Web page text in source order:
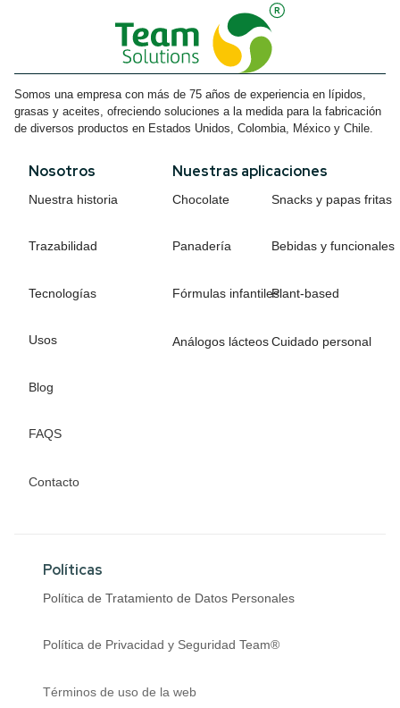
Somos una empresa con más de 75 años de experiencia en lípidos,
grasas y aceites, ofreciendo soluciones a la medida para la fabricación
de diversos productos en Estados Unidos, Colombia, México y Chile.
Nosotros
Nuestra historia
Trazabilidad
Tecnologías
Usos
Blog
FAQS
Contacto
Nuestras aplicaciones
Chocolate
Panadería
Fórmulas infantiles
Análogos lácteos
Snacks y papas fritas
Bebidas y funcionales
Plant-based
Cuidado personal
Políticas
Política de Tratamiento de Datos Personales
Política de Privacidad y Seguridad Team®
Términos de uso de la web